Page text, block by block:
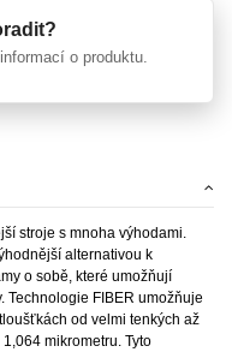
o produktu.
stroje s mnoha výhodami.
alternativou k
o sobě, které umožňují
Technologie FIBER umožňuje
od velmi tenkých až
mikrometru. Tyto